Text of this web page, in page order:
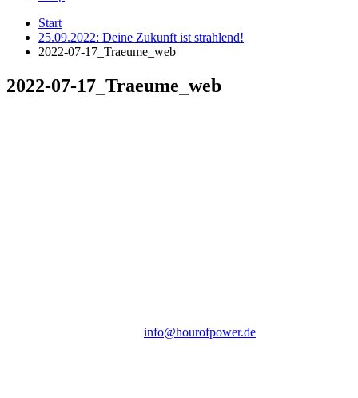
Start
25.09.2022: Deine Zukunft ist strahlend!
2022-07-17_Traeume_web
2022-07-17_Traeume_web
info@hourofpower.de